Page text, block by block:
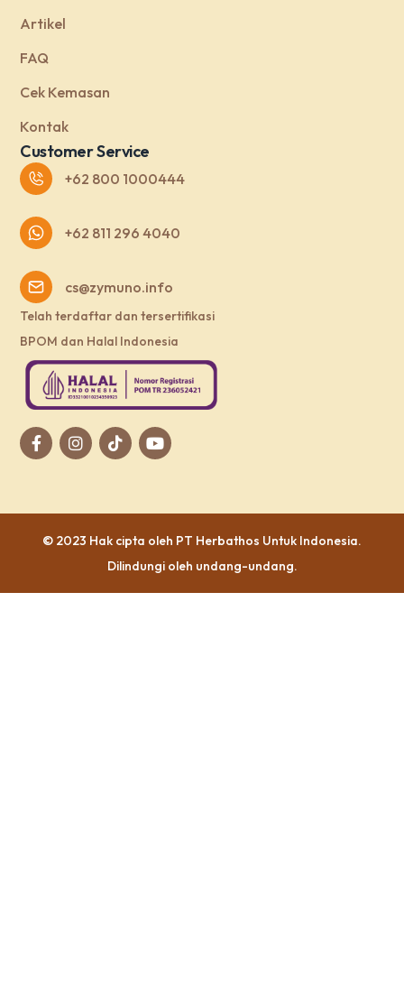
Artikel
FAQ
Cek Kemasan
Kontak
Customer Service
+62 800 1000444
+62 811 296 4040
cs@zymuno.info
Telah terdaftar dan tersertifikasi
BPOM dan Halal Indonesia
© 2023 Hak cipta oleh PT Herbathos Untuk Indonesia.
Dilindungi oleh undang-undang.